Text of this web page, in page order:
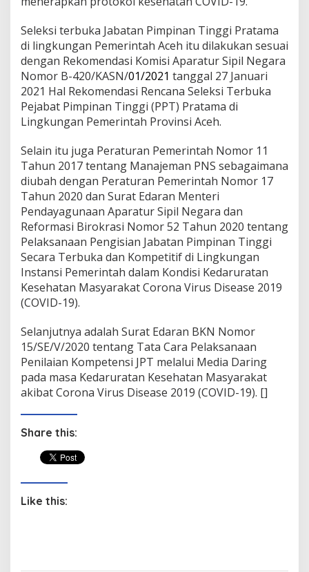
Seleksi terbuka Jabatan Pimpinan Tinggi Pratama
di lingkungan Pemerintah Aceh itu dilakukan sesuai
dengan Rekomendasi Komisi Aparatur Sipil Negara
Nomor B-420/KASN/01/2021 tanggal 27 Januari
2021 Hal Rekomendasi Rencana Seleksi Terbuka
Pejabat Pimpinan Tinggi (PPT) Pratama di
Lingkungan Pemerintah Provinsi Aceh.
Selain itu juga Peraturan Pemerintah Nomor 11
Tahun 2017 tentang Manajeman PNS sebagaimana
diubah dengan Peraturan Pemerintah Nomor 17
Tahun 2020 dan Surat Edaran Menteri
Pendayagunaan Aparatur Sipil Negara dan
Reformasi Birokrasi Nomor 52 Tahun 2020 tentang
Pelaksanaan Pengisian Jabatan Pimpinan Tinggi
Secara Terbuka dan Kompetitif di Lingkungan
Instansi Pemerintah dalam Kondisi Kedaruratan
Kesehatan Masyarakat Corona Virus Disease 2019
(COVID-19).
Selanjutnya adalah Surat Edaran BKN Nomor
15/SE/V/2020 tentang Tata Cara Pelaksanaan
Penilaian Kompetensi JPT melalui Media Daring
pada masa Kedaruratan Kesehatan Masyarakat
akibat Corona Virus Disease 2019 (COVID-19). []
Share this:
Like this: